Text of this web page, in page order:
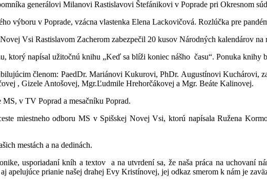
generálovi Milanovi Rastislavovi Štefánikovi v Poprade pri Okresnom
výboru v Poprade, vzácna vlastenka Elena Lackovičová. Rozlúčka pre
Vsi Rastislavom Zacherom zabezpečil 20 kusov Národných kalendárov na
ktorý napísal užitočnú knihu „Keď sa blíži koniec nášho času“. Ponuka knihy
členom: PaedDr. Mariánovi Kukurovi, PhDr. Augustínovi Kuchárovi,
, Gizele Antošovej, Mgr.Ľudmile Hrehorčákovej a Mgr. Beáte Kalinovej.
v TV Poprad a mesačníku Poprad.
miestneho odboru MS v Spišskej Novej Vsi, ktorú napísala Ružena
mestách a na dedinách.
usporiadaní kníh a textov a na utvrdení sa, že naša práca na uchovaní
apelujúce prianie našej drahej Evy Kristínovej, jej odkaz smerom k nám je